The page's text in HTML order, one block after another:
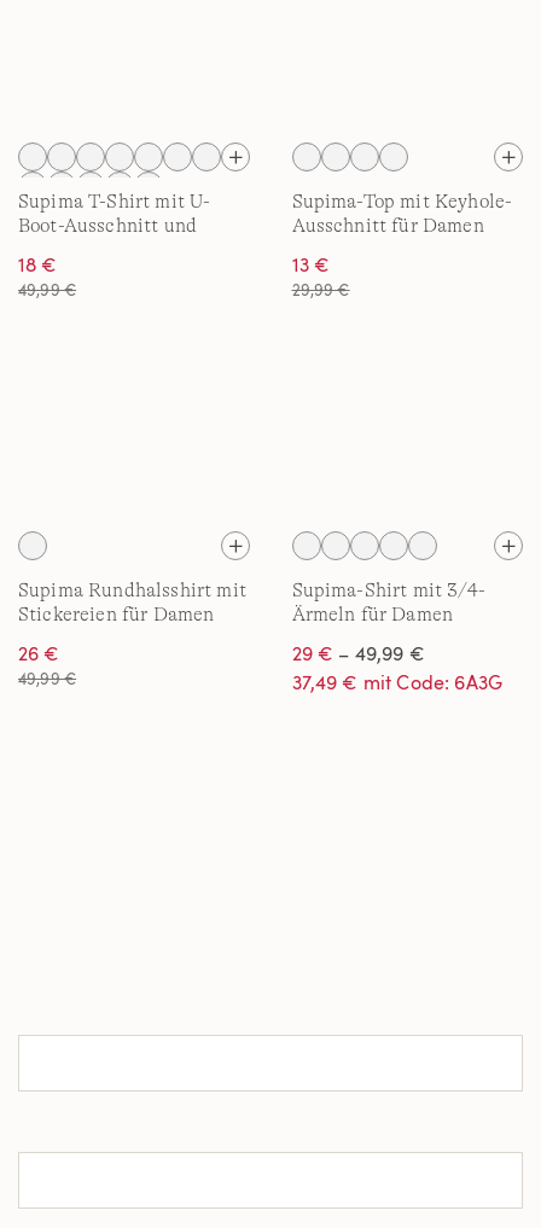
Supima T-Shirt mit U-
Boot-Ausschnitt und
Damen
18 €
49,99 €
Supima-Top mit Keyhole-
Ausschnitt für Damen
13 €
29,99 €
Supima Rundhalsshirt mit
Stickereien für Damen
26 €
49,99 €
Supima-Shirt mit 3/4-
Ärmeln für Damen
29 € – 49,99 €
37,49 € mit Code: 6A3G